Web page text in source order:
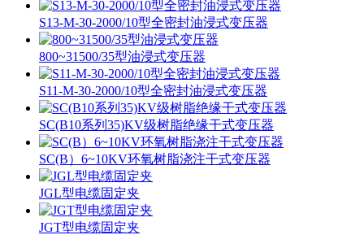
S13-M-30-2000/10型全密封油浸式变压器
800~31500/35型油浸式变压器
S11-M-30-2000/10型全密封油浸式变压器
SC(B10系列35)KV级树脂绝缘干式变压器
SC(B）6~10KV环氧树脂浇注干式变压器
JGL型电缆固定夹
JGT型电缆固定夹